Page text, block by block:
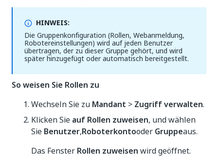
HINWEIS:
Die Gruppenkonfiguration (Rollen, Webanmeldung,
Robotereinstellungen) wird auf jeden Benutzer
übertragen, der zu dieser Gruppe gehört, und wird
später hinzugefügt oder automatisch bereitgestellt.
So weisen Sie Rollen zu
Wechseln Sie zu Mandant > Zugriff verwalten.
Klicken Sie auf Rollen zuweisen, und wählen
Sie Benutzer,Roboterkontooder Gruppeaus.
Das Fenster Rollen zuweisen wird geöffnet.